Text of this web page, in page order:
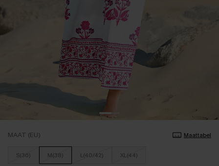
MAAT (EU) Maattabel
S(36) M(38) L(40/42) XL(44)